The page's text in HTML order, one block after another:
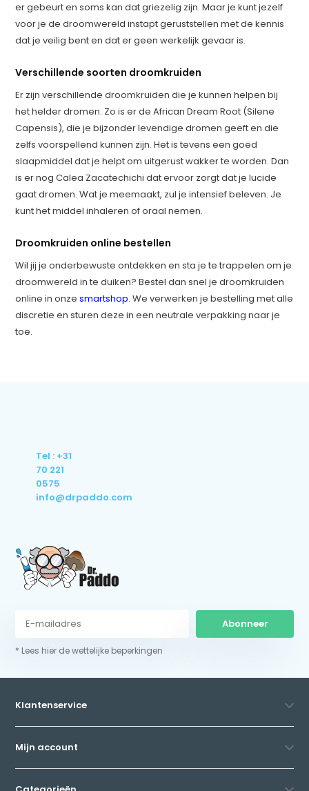
er gebeurt en soms kan dat griezelig zijn. Maar je kunt jezelf
voor je de droomwereld instapt geruststellen met de kennis
dat je veilig bent en dat er geen werkelijk gevaar is.
Verschillende soorten droomkruiden
Er zijn verschillende droomkruiden die je kunnen helpen bij
het helder dromen. Zo is er de African Dream Root (Silene
Capensis), die je bijzonder levendige dromen geeft en die
zelfs voorspellend kunnen zijn. Het is tevens een goed
slaapmiddel dat je helpt om uitgerust wakker te worden. Dan
is er nog Calea Zacatechichi dat ervoor zorgt dat je lucide
gaat dromen. Wat je meemaakt, zul je intensief beleven. Je
kunt het middel inhaleren of oraal nemen.
Droomkruiden online bestellen
Wil jij je onderbewuste ontdekken en sta je te trappelen om je
droomwereld in te duiken? Bestel dan snel je droomkruiden
online in onzesmartshop. We verwerken je bestelling met alle
discretie en sturen deze in een neutrale verpakking naar je
toe.
Tel : +31
70 221
0575
info@drpaddo.com
Abonneer
* Lees hier de wettelijke beperkingen
Klantenservice
Mijn account